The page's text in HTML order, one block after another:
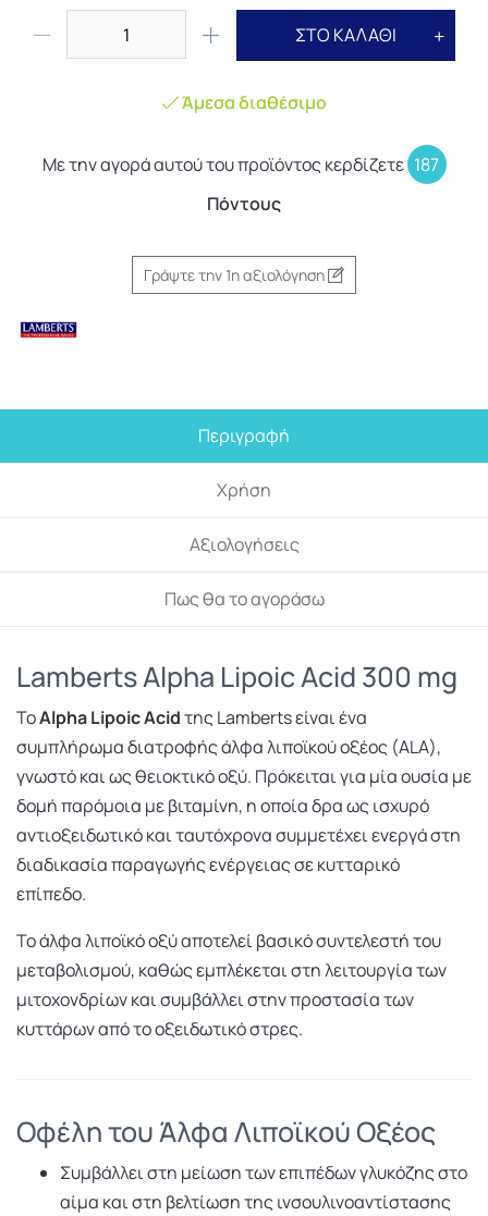
ΣΤΟ ΚΑΛΑΘΙ
Άμεσα διαθέσιμο
Με την αγορά αυτού του προϊόντος κερδίζετε 187
Πόντους
Γράψτε την 1η αξιολόγηση
Περιγραφή
Χρήση
Αξιολογήσεις
Πως θα το αγοράσω
Lamberts Alpha Lipoic Acid 300 mg
ΤοAlpha Lipoic AcidτηςLambertsείναι ένα
συμπλήρωμα διατροφής άλφα λιποϊκού οξέος (ALA),
γνωστό και ως θειοκτικό οξύ. Πρόκειται για μία ουσία με
δομή παρόμοια με βιταμίνη, η οποία δρα ως ισχυρό
αντιοξειδωτικό και ταυτόχρονα συμμετέχει ενεργά στη
διαδικασία παραγωγής ενέργειας σε κυτταρικό
επίπεδο.
Το άλφα λιποϊκό οξύ αποτελεί βασικό συντελεστή του
μεταβολισμού, καθώς εμπλέκεται στη λειτουργία των
μιτοχονδρίων και συμβάλλει στην προστασία των
κυττάρων από το οξειδωτικό στρες.
Οφέλη του Άλφα Λιποϊκού Οξέος
Συμβάλλει στη μείωση των επιπέδων γλυκόζης στο
αίμα και στη βελτίωση της ινσουλινοαντίστασης